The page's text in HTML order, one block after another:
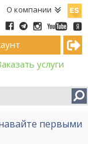
О компании
услуги
первыми